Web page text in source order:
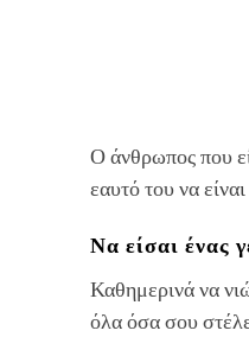
Ο άνθρωπος που
εαυτό του να
Να είσαι ένας
Καθημερινά να
όλα όσα σου